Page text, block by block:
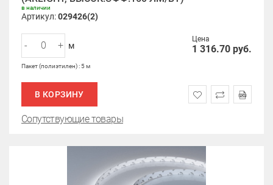
в наличии
Артикул:029426(2)
Цена
1 316.70 руб.
- + м
Пакет (полиэтилен) : 5 м
В КОРЗИНУ
Сопутствующие товары